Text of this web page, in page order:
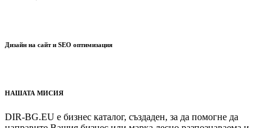
Дизайн на сайт и SEO оптимизация
НАШАТА МИСИЯ
DIR-BG.EU е бизнес каталог, създаден, за да помогне да